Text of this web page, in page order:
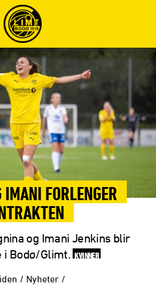
FORLENGER
og Imani Jenkins blir
i Bodø/Glimt. KVINNER
/ Nyheter /